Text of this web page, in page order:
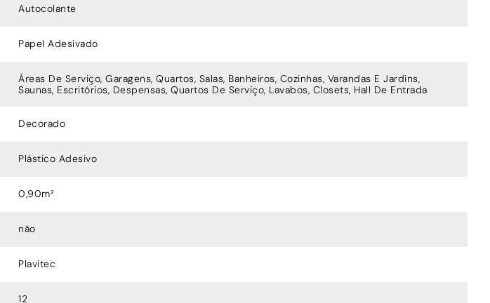
Autocolante
Papel Adesivado
Áreas De Serviço, Garagens, Quartos, Salas, Banheiros, Cozinhas, Varandas E Jardins,
Saunas, Escritórios, Despensas, Quartos De Serviço, Lavabos, Closets, Hall De Entrada
Decorado
Plástico Adesivo
0,90m²
não
Plavitec
12